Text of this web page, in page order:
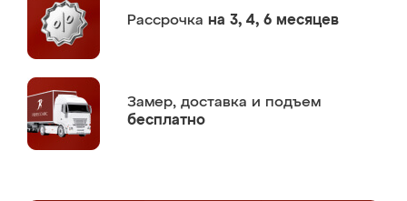
Рассрочка на 3, 4, 6 месяцев
Замер, доставка и подъем
бесплатно